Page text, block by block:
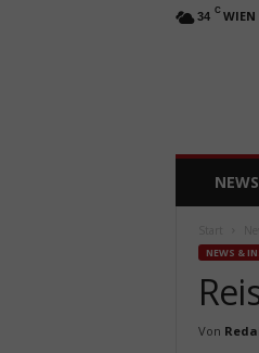
34 C WIEN
A
NEWS &
Von